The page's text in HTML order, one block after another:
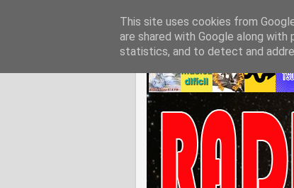
This site uses cookies from
are shared with Google along
statistics, and to detect and